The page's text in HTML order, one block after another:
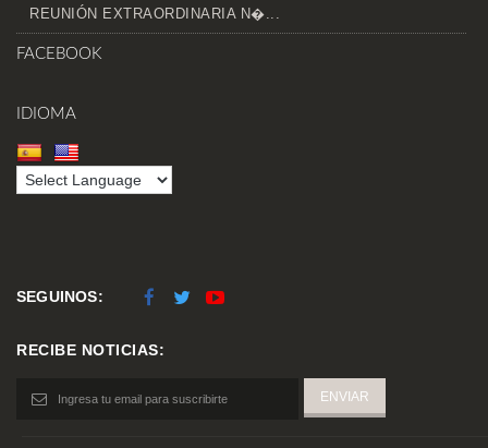
REUNIÓN EXTRAORDINARIA N�...
FACEBOOK
IDIOMA
SEGUINOS:
RECIBE NOTICIAS: